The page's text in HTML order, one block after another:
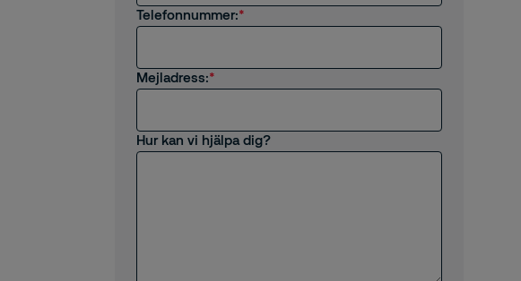
Telefonnummer:
Mejladress:
Hur kan vi hjälpa dig?